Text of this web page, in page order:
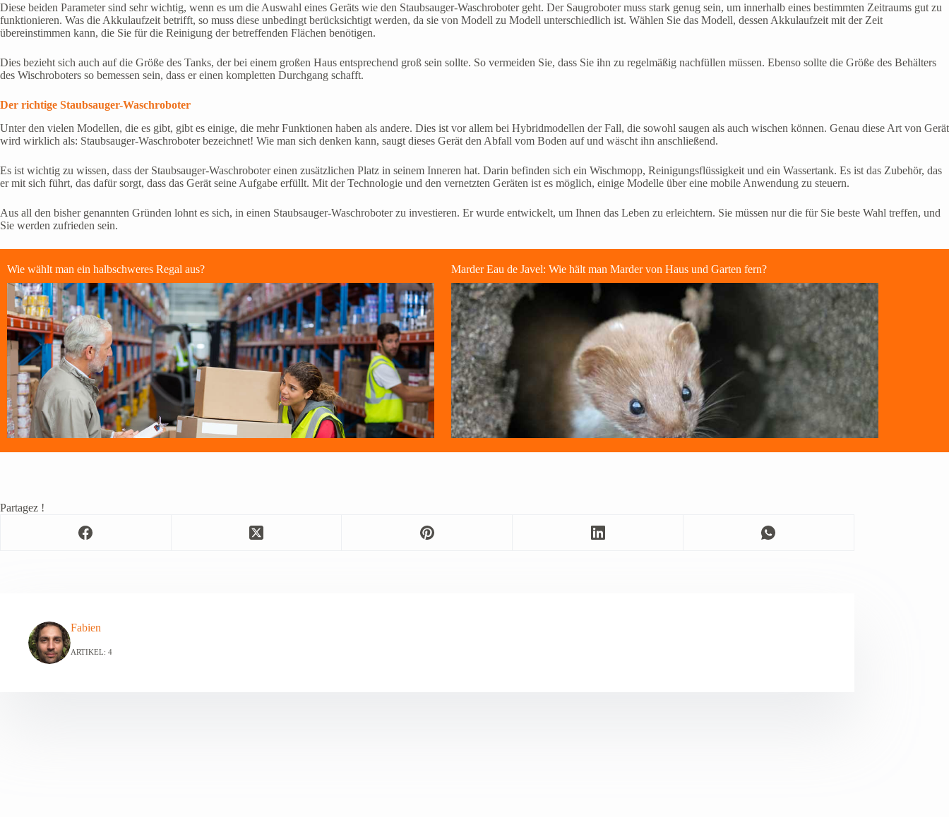
Diese beiden Parameter sind sehr wichtig, wenn es um die Auswahl eines Geräts wie den Staubsauger-Waschroboter geht. Der Saugroboter muss stark genug sein, um innerhalb eines bestimmten Zeitraums gut zu
funktionieren. Was die Akkulaufzeit betrifft, so muss diese unbedingt berücksichtigt werden, da sie von Modell zu Modell unterschiedlich ist. Wählen Sie das Modell, dessen Akkulaufzeit mit der Zeit
übereinstimmen kann, die Sie für die Reinigung der betreffenden Flächen benötigen.
Dies bezieht sich auch auf die Größe des Tanks, der bei einem großen Haus entsprechend groß sein sollte. So vermeiden Sie, dass Sie ihn zu regelmäßig nachfüllen müssen. Ebenso sollte die Größe des Behälters
des Wischroboters so bemessen sein, dass er einen kompletten Durchgang schafft.
Der richtige Staubsauger-Waschroboter
Unter den vielen Modellen, die es gibt, gibt es einige, die mehr Funktionen haben als andere. Dies ist vor allem bei Hybridmodellen der Fall, die sowohl saugen als auch wischen können. Genau diese Art von Gerät
wird wirklich als: Staubsauger-Waschroboter bezeichnet! Wie man sich denken kann, saugt dieses Gerät den Abfall vom Boden auf und wäscht ihn anschließend.
Es ist wichtig zu wissen, dass der Staubsauger-Waschroboter einen zusätzlichen Platz in seinem Inneren hat. Darin befinden sich ein Wischmopp, Reinigungsflüssigkeit und ein Wassertank. Es ist das Zubehör, das
er mit sich führt, das dafür sorgt, dass das Gerät seine Aufgabe erfüllt. Mit der Technologie und den vernetzten Geräten ist es möglich, einige Modelle über eine mobile Anwendung zu steuern.
Aus all den bisher genannten Gründen lohnt es sich, in einen Staubsauger-Waschroboter zu investieren. Er wurde entwickelt, um Ihnen das Leben zu erleichtern. Sie müssen nur die für Sie beste Wahl treffen, und
Sie werden zufrieden sein.
Wie wählt man ein halbschweres Regal aus? Marder Eau de Javel: Wie hält man Marder von Haus und Garten fern?
Partagez !
Fabien
ARTIKEL: 4